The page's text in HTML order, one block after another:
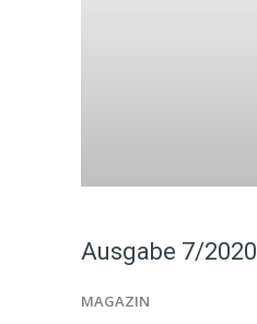
Ausgabe 7/2020
MAGAZIN